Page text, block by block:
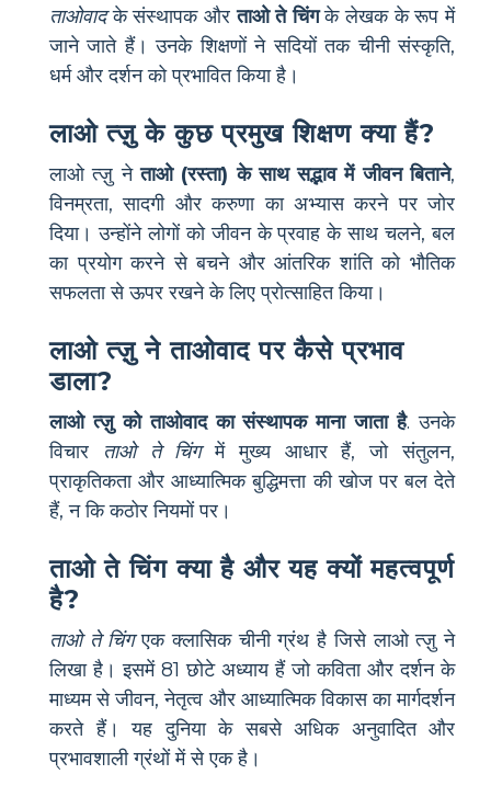
ताओवादके संस्थापक औरताओ ते चिंगके लेखक के रूप में
जाने जाते हैं। उनके शिक्षणों ने सदियों तक चीनी संस्कृति,
धर्म और दर्शन को प्रभावित किया है।
लाओ त्ज़ु के कुछ प्रमुख शिक्षण क्या हैं?
लाओ त्ज़ु नेताओ (रस्ता) के साथ सद्भाव में जीवन बिताने,
विनम्रता, सादगी और करुणा का अभ्यास करने पर जोर
दिया। उन्होंने लोगों को जीवन के प्रवाह के साथ चलने, बल
का प्रयोग करने से बचने और आंतरिक शांति को भौतिक
सफलता से ऊपर रखने के लिए प्रोत्साहित किया।
लाओ त्ज़ु ने ताओवाद पर कैसे प्रभाव
डाला?
लाओ त्ज़ु को ताओवाद का संस्थापक माना जाता है. उनके
विचार
ताओ ते चिंगमें मुख्य आधार हैं, जो संतुलन,
प्राकृतिकता और आध्यात्मिक बुद्धिमत्ता की खोज पर बल देते
हैं, न कि कठोर नियमों पर।
ताओ ते चिंग क्या है और यह क्यों महत्वपूर्ण
है?
ताओ ते चिंगएक क्लासिक चीनी ग्रंथ है जिसे लाओ त्ज़ु ने
लिखा है। इसमें 81 छोटे अध्याय हैं जो कविता और दर्शन के
माध्यम से जीवन, नेतृत्व और आध्यात्मिक विकास का मार्गदर्शन
करते हैं। यह दुनिया के सबसे अधिक अनुवादित और
प्रभावशाली ग्रंथों में से एक है।